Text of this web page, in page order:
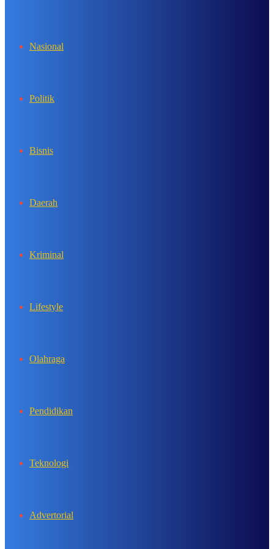
Nasional
Politik
Bisnis
Daerah
Kriminal
Lifestyle
Olahraga
Pendidikan
Teknologi
Advertorial